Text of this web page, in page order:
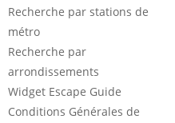
Recherche par stations de
métro
Recherche par
arrondissements
Widget Escape Guide
Conditions Générales de